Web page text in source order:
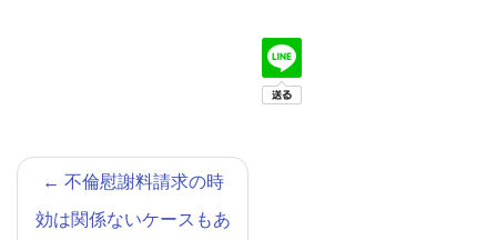
← 不倫慰謝料請求の時
効は関係ないケースもあ